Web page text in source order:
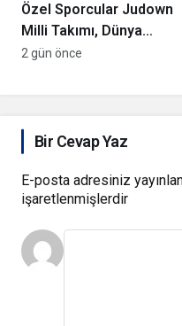
Özel Sporcular Judown
Milli Takımı, Dünya
Şampiyonu Oldu
2 gün önce
Bir Cevap Yaz
E-posta adresiniz
işaretlenmişlerdir